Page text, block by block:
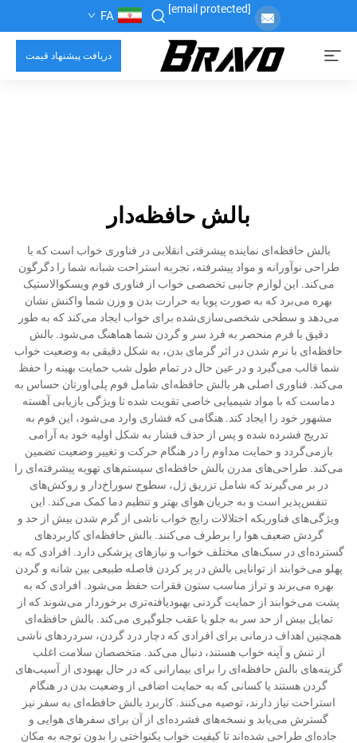
[email protected]
FA
دریافت پیشنهاد قیمت
بالش حافظه‌دار
بالش حافظه‌ای نماینده پیشرفتی انقلابی در فناوری خواب است که با
طراحی نوآورانه و مواد پیشرفته، تجربه استراحت شبانه شما را دگرگون
می‌کند. این لوازم جانبی تخصصی خواب از فناوری فوم ویسکوالاستیک
بهره می‌برد که به صورت پویا به حرارت بدن و وزن شما واکنش نشان
می‌دهد و سطحی شخصی‌سازی‌شده برای خواب ایجاد می‌کند که به طور
دقیق با فرم منحصر به فرد سر و گردن شما هماهنگ می‌شود. بالش
حافظه‌ای با نرم شدن در اثر گرمای بدن، به شکل دقیقی به وضعیت خواب
شما قالب می‌گیرد و در عین حال در تمام طول شب حمایت بهینه را حفظ
می‌کند. فناوری اصلی هر بالش حافظه‌ای شامل فوم پلی‌اورتان حساس به
دماست که با مواد شیمیایی خاصی تقویت شده تا ویژگی بازیابی آهسته
مشهور خود را ایجاد کند. هنگامی که فشاری وارد می‌شود، این فوم به
تدریج فشرده شده و پس از حذف فشار به شکل اولیه خود به آرامی
بازمی‌گردد و حمایت مداوم را در هنگام حرکت و تغییر وضعیت تضمین
می‌کند. طراحی‌های مدرن بالش حافظه‌ای سیستم‌های تهویه پیشرفته‌ای را
در بر می‌گیرند که شامل تزریق ژل، سطوح سوراخ‌دار و روکش‌های
تنفس‌پذیر است و به جریان هوای بهتر و تنظیم دما کمک می‌کند. این
ویژگی‌های فناوریکه اختلالات رایج خواب ناشی از گرم شدن بیش از حد و
گردش ضعیف هوا را برطرف می‌کنند. بالش حافظه‌ای کاربردهای
گسترده‌ای در سبک‌های مختلف خواب و نیازهای پزشکی دارد. افرادی که به
پهلو می‌خوابند از توانایی بالش در پر کردن فاصله طبیعی بین شانه و گردن
بهره می‌برند و تراز مناسب ستون فقرات حفظ می‌شود. افرادی که به
پشت می‌خوابند از حمایت گردنی بهبودیافته‌تری برخوردار می‌شوند که از
تمایل بیش از حد سر به جلو یا عقب جلوگیری می‌کند. بالش حافظه‌ای
همچنین اهداف درمانی برای افرادی که دچار درد گردن، سردردهای ناشی
از تنش و آپنه خواب هستند، دنبال می‌کند. متخصصان سلامت اغلب
گزینه‌های بالش حافظه‌ای را برای بیمارانی که در حال بهبودی از آسیب‌های
گردن هستند یا کسانی که به حمایت اضافی از وضعیت بدن در هنگام
استراحت نیاز دارند، توصیه می‌کنند. کاربرد بالش حافظه‌ای به سفر نیز
گسترش می‌یابد و نسخه‌های فشرده‌ای از آن برای سفرهای هوایی و
جاده‌ای طراحی شده‌اند تا کیفیت خواب یکنواختی را بدون توجه به مکان